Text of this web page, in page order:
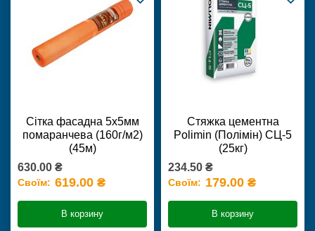
Сітка фасадна 5х5мм
помаранчева (160г/м2)
(45м)
630.00 ₴
Своїм: 619.00 ₴
В корзину
Стяжка цементна
Polimin (Полімін) СЦ-5
(25кг)
234.50 ₴
Своїм: 179.00 ₴
В корзину